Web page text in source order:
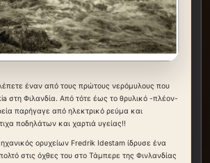
έναν από τους πρώτους νερόμυλους που
στη Φιλανδία. Από τότε έως το θρυλικό -πλέον-
παρήγαγε από ηλεκτρικό ρεύμα και
ποδηλάτων και χαρτιά υγείας!!
ορυχείων Fredrik Idestam ίδρυσε ένα
στις όχθες του στο Τάμπερε της Φινλανδίας